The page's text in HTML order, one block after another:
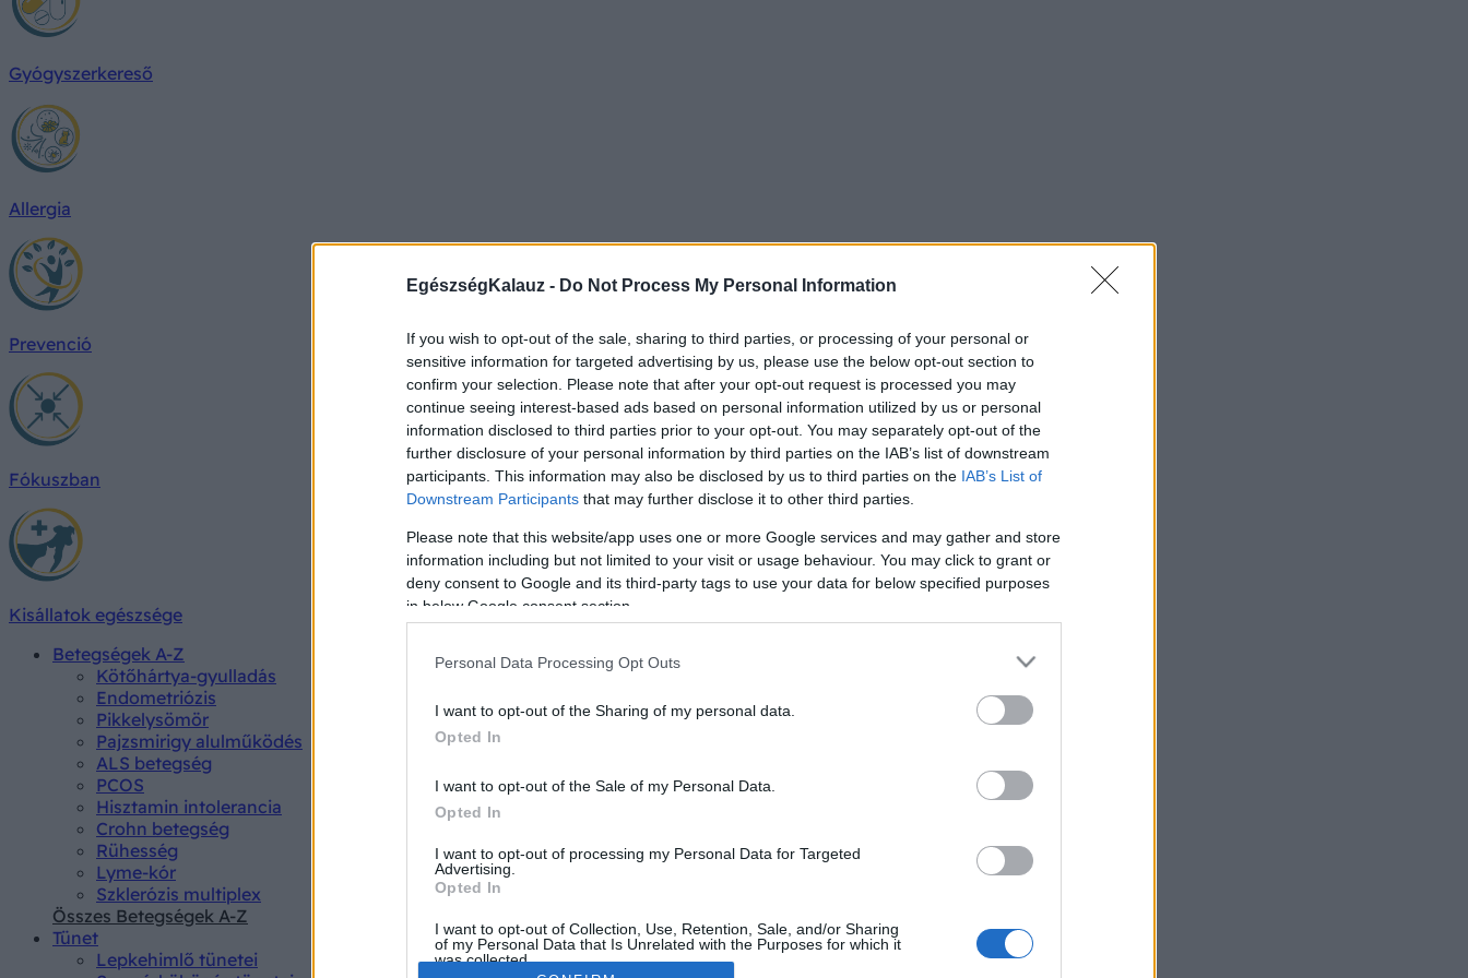
EgészségKalauz - Do Not Process My Personal Information
If you wish to opt-out of the sale, sharing to third parties, or processing of your personal or
sensitive information for targeted advertising by us, please use the below opt-out section to
confirm your selection. Please note that after your opt-out request is processed you may
continue seeing interest-based ads based on personal information utilized by us or personal
information disclosed to third parties prior to your opt-out. You may separately opt-out of the
further disclosure of your personal information by third parties on the IAB’s list of downstream
participants. This information may also be disclosed by us to third parties on the IAB’s List of
Downstream Participants that may further disclose it to other third parties.
Please note that this website/app uses one or more Google services and may gather and store
information including but not limited to your visit or usage behaviour. You may click to grant or
deny consent to Google and its third-party tags to use your data for below specified purposes
in below Google consent section.
Personal Data Processing Opt Outs
I want to opt-out of the Sharing of my personal data.
Opted In
I want to opt-out of the Sale of my Personal Data.
Opted In
I want to opt-out of processing my Personal Data for Targeted
Advertising.
Opted In
I want to opt-out of Collection, Use, Retention, Sale, and/or Sharing
of my Personal Data that Is Unrelated with the Purposes for which it
was collected.
Gyógyszerkereső
Allergia
Prevenció
Fókuszban
Kisállatok egészsége
Betegségek A-Z
Kötőhártya-gyulladás
Endometriózis
Pikkelysömör
Pajzsmirigy alulműködés
ALS betegség
PCOS
Hisztamin intolerancia
Crohn betegség
Rühesség
Lyme-kór
Szklerózis multiplex
Összes Betegségek A-Z
Tünet
Lepkehimlő tünetei